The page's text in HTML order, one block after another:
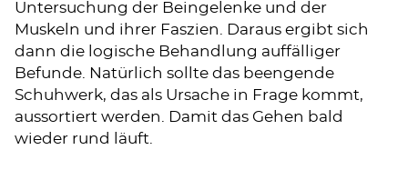
Untersuchung der Beingelenke und der
Muskeln und ihrer Faszien. Daraus ergibt sich
dann die logische Behandlung auffälliger
Befunde. Natürlich sollte das beengende
Schuhwerk, das als Ursache in Frage kommt,
aussortiert werden. Damit das Gehen bald
wieder rund läuft.